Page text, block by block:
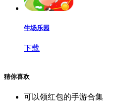
牛场乐园
下载
猜你喜欢
可以领红包的手游合集